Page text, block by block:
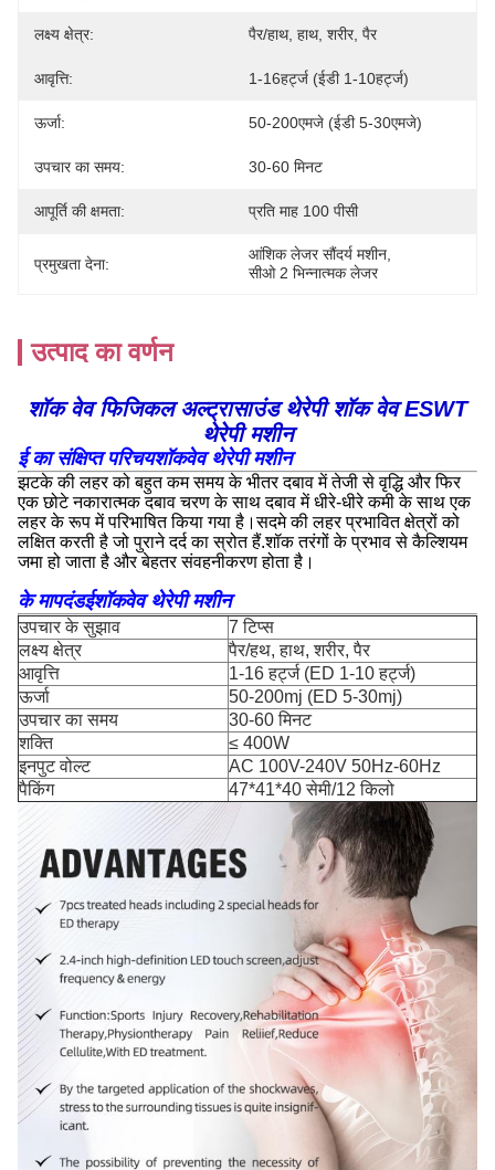
लक्ष्य क्षेत्र: पैर/हाथ, हाथ, शरीर, पैर
आवृत्ति: 1-16हर्ट्ज (ईडी 1-10हर्ट्ज)
ऊर्जा: 50-200एमजे (ईडी 5-30एमजे)
उपचार का समय: 30-60 मिनट
आपूर्ति की क्षमता: प्रति माह 100 पीसी
प्रमुखता देना:
आंशिक लेजर सौंदर्य मशीन
सीओ 2 भिन्नात्मक लेजर
उत्पाद का वर्णन
शॉक वेव फिजिकल अल्ट्रासाउंड थेरेपी शॉक वेव ESWT
थेरेपी मशीन
ई का संक्षिप्त परिचयशॉकवेव थेरेपी मशीन
झटके की लहर को बहुत कम समय के भीतर दबाव में तेजी से वृद्धि और फिर
एक छोटे नकारात्मक दबाव चरण के साथ दबाव में धीरे-धीरे कमी के साथ एक
लहर के रूप में परिभाषित किया गया है।सदमे की लहर प्रभावित क्षेत्रों को
लक्षित करती है जो पुराने दर्द का स्रोत हैं.शॉक तरंगों के प्रभाव से कैल्शियम
जमा हो जाता है और बेहतर संवहनीकरण होता है।
के मापदंडईशॉकवेव थेरेपी मशीन
उपचार के सुझाव
7 टिप्स
लक्ष्य क्षेत्र
पैर/हथ, हाथ, शरीर, पैर
आवृत्ति
1-16 हर्ट्ज (ED 1-10 हर्ट्ज)
ऊर्जा
50-200mj (ED 5-30mj)
उपचार का समय
30-60 मिनट
शक्ति
≤ 400W
इनपुट वोल्ट
AC 100V-240V 50Hz-60Hz
पैकिंग
47*41*40 सेमी/12 किलो